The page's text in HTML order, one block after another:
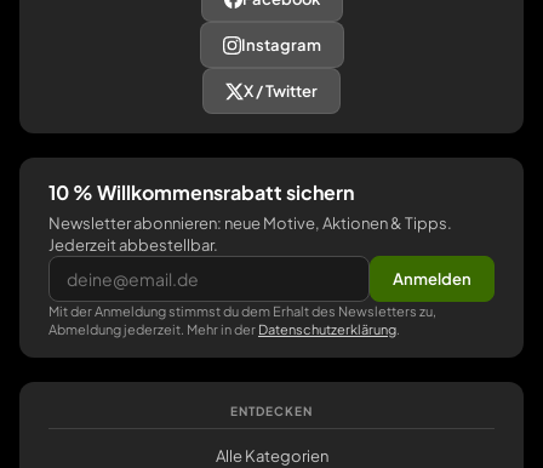
Instagram
X / Twitter
10 % Willkommensrabatt sichern
Newsletter abonnieren: neue Motive, Aktionen & Tipps.
Jederzeit abbestellbar.
Anmelden
Mit der Anmeldung stimmst du dem Erhalt des Newsletters zu,
Abmeldung jederzeit. Mehr in der Datenschutzerklärung
ENTDECKEN
Alle Kategorien